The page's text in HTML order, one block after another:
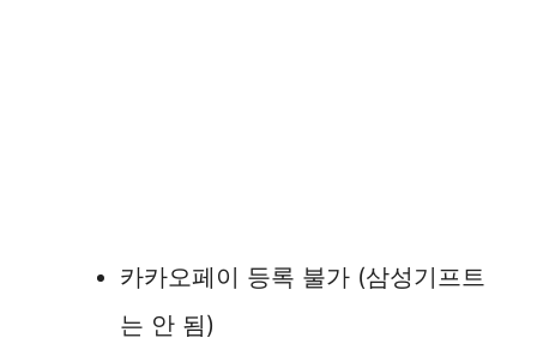
카카오페이 등록 불가 (삼성기프트
는 안 됨)